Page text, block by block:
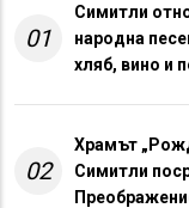
01
Симитли
народна
хляб, вино и
02
Храмът
Симитли